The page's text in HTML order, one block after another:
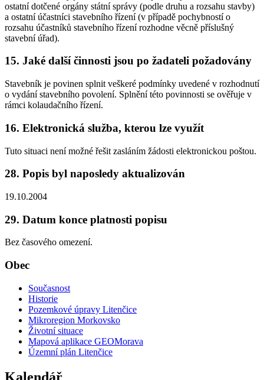
ostatní dotčené orgány státní správy (podle druhu a rozsahu stavby)
a ostatní účastníci stavebního řízení (v případě pochybností o
rozsahu účastníků stavebního řízení rozhodne věcně příslušný
stavební úřad).
15. Jaké další činnosti jsou po žadateli požadovány
Stavebník je povinen splnit veškeré podmínky uvedené v rozhodnutí
o vydání stavebního povolení. Splnění této povinnosti se ověřuje v
rámci kolaudačního řízení.
16. Elektronická služba, kterou lze využít
Tuto situaci není možné řešit zasláním žádosti elektronickou poštou.
28. Popis byl naposledy aktualizován
19.10.2004
29. Datum konce platnosti popisu
Bez časového omezení.
Obec
Současnost
Historie
Pozemkové úpravy Litenčice
Mikroregion Morkovsko
Životní situace
Mapová aplikace GEOMorava
Územní plán Litenčice
Kalendář